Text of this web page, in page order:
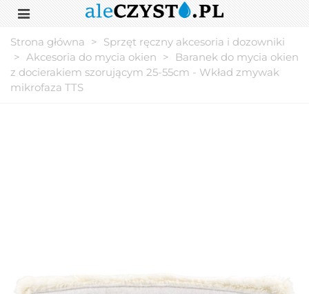
Strona główna > Sprzęt ręczny akcesoria i dozowniki
> Akcesoria do mycia okien >
Baranek do mycia okien
z docierakiem szorującym 25-55cm - Wkład zmywak
mikrofaza TTS